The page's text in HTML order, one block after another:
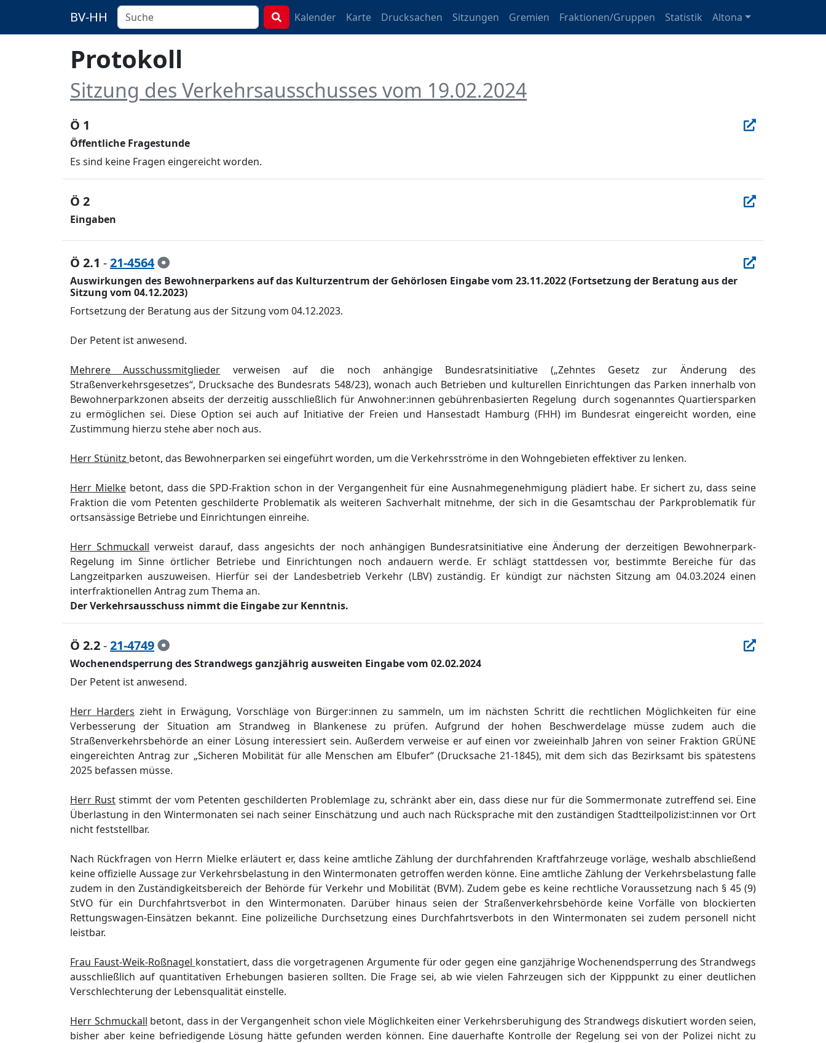
BV-HH Kalender Karte Drucksachen Sitzungen Gremien Fraktionen/Gruppen Statistik Altona
Protokoll
Sitzung des Verkehrsausschusses vom 19.02.2024
Ö 1
Öffentliche Fragestunde
Es sind keine Fragen eingereicht worden.
Ö 2
Eingaben
Ö 2.1 -21-4564
Auswirkungen des Bewohnerparkens auf das Kulturzentrum der Gehörlosen Eingabe vom 23.11.2022 (Fortsetzung der Beratung aus der
Sitzung vom 04.12.2023)
Fortsetzung der Beratung aus der Sitzung vom 04.12.2023.
Der Petent ist anwesend.
Mehrere Ausschussmitglieder verweisen auf die noch anhängige Bundesratsinitiative („Zehntes Gesetz zur Änderung des
Straßenverkehrsgesetzes“, Drucksache des Bundesrats 548/23), wonach auch Betrieben und kulturellen Einrichtungen das Parken innerhalb von
Bewohnerparkzonen abseits der derzeitigausschließlich für Anwohner:innen gebührenbasierten Regelung durch sogenanntes Quartiersparken
zu ermöglichen sei. DieseOption seiauch auf Initiative der Freien und Hansestadt Hamburg (FHH) im Bundesrat eingereicht worden, eine
Zustimmung hierzu stehe aber noch aus.
Herr Stünitz betont, das Bewohnerparken sei eingeführt worden, um die Verkehrsströme in den Wohngebieten effektiver zu lenken.
Herr Mielkebetont, dass die SPD-Fraktion schon in der Vergangenheit für eine Ausnahmegenehmigung plädiert habe. Er sichert zu, dass seine
Fraktion die vom Petenten geschilderte Problematik als weiteren Sachverhalt mitnehme, der sich in die Gesamtschau der Parkproblematik für
ortsansässige Betriebe und Einrichtungen einreihe.
Herr Schmuckall verweist darauf, dass angesichts der noch anhängigen Bundesratsinitiative eine Änderung der derzeitigen Bewohnerpark-
Regelung im Sinne örtlicher Betriebe und Einrichtungen noch andauern werde. Er schlägt stattdessen vor, bestimmte Bereiche für das
Langzeitparken auszuweisen. Hierfürsei der Landesbetrieb Verkehr (LBV) zuständig. Er kündigt zur nächsten Sitzung am 04.03.2024 einen
interfraktionellen Antrag zum Thema an.
Der Verkehrsausschuss nimmt die Eingabe zur Kenntnis.
Ö 2.2-21-4749
Wochenendsperrung des Strandwegs ganzjährig ausweiten Eingabe vom 02.02.2024
Der Petent ist anwesend.
Herr Harders zieht in Erwägung, Vorschläge von Bürger:innen zu sammeln, um im nächsten Schritt die rechtlichen Möglichkeiten für eine
Verbesserung der Situation am Strandweg in Blankenese zu prüfen.Aufgrund der hohen Beschwerdelage müsse zudem auch die
Straßenverkehrsbehörde an einer Lösung interessiert sein. Außerdem verweise er auf einen vor zweieinhalb Jahren von seiner Fraktion GRÜNE
eingereichten Antrag zur „Sicheren Mobilität für alle Menschenam Elbufer“(Drucksache 21-1845), mit dem sich das Bezirksamt bis spätestens
2025 befassen müsse.
Herr Rust stimmt der vom Petenten geschilderten Problemlage zu, schränkt aber ein, dass diese nur für die Sommermonate zutreffend sei. Eine
Überlastung in den Wintermonaten sei nach seiner Einschätzung und auch nach Rücksprache mit den zuständigen Stadtteilpolizist:innen vor Ort
nicht feststellbar.
Nach Rückfragen von Herrn Mielke erläutert er, dass keine amtliche Zählung der durchfahrenden Kraftfahrzeuge vorläge, weshalb abschließend
keine offizielle Aussage zur Verkehrsbelastung in den Wintermonaten getroffen werden könne. Eine amtliche Zählung der Verkehrsbelastung falle
zudem in den Zuständigkeitsbereich der Behörde für Verkehr und Mobilität (BVM). Zudem gebe es keine rechtliche Voraussetzung nach § 45 (9)
StVO für ein Durchfahrtsverbot in den Wintermonaten. Darüber hinaus seien der Straßenverkehrsbehörde keine Vorfälle von blockierten
Rettungswagen-Einsätzen bekannt. Eine polizeiliche Durchsetzung eines Durchfahrtsverbots in den Wintermonaten sei zudem personell nicht
leistbar.
Frau Faust-Weik-Roßnagel konstatiert, dassdie vorgetragenen Argumente für oder gegen eine ganzjährige Wochenendsperrungdes Strandwegs
ausschließlich auf quantitativen Erhebungen basieren sollten. Die Fragesei, ab wie vielen Fahrzeugen sich der Kipppunktzu einerdeutlichen
Verschlechterung der Lebensqualität einstelle.
Herr Schmuckall betont, dass in der Vergangenheit schon viele Möglichkeiten einer Verkehrsberuhigung des Strandwegs diskutiert worden seien,
bisher aber keine befriedigende Lösung hätte gefunden werden können. Eine dauerhafte Kontrolle der Regelung sei von der Polizei nicht zu